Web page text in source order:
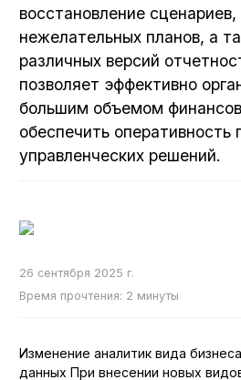
Отзывы
ПО Бюджетир
ПО Бюджетир 1.1
Настройка под бизнес
Купить программу
восстановление
нежелательных планов, а
различных версий
позволяет эффективно
большим объемом
обеспечить оперативность
управленческих решений.
26 сентября 2025 г.
Время прочтения: 2 минуты
Изменение аналитик вида
данных При внесении новых